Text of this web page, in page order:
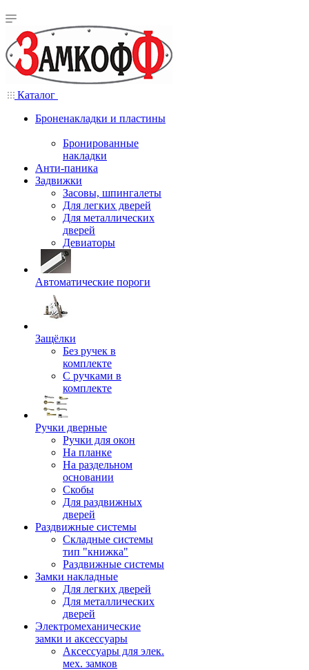
Каталог
Броненакладки и пластины
Бронированные
накладки
Анти-паника
Задвижки
Засовы, шпингалеты
Для легких дверей
Для металлических
дверей
Девиаторы
Автоматические пороги
Защёлки
Без ручек в
комплекте
С ручками в
комплекте
Ручки дверные
Ручки для окон
На планке
На раздельном
основании
Скобы
Для раздвижных
дверей
Раздвижные системы
Складные системы
тип "книжка"
Раздвижные системы
Замки накладные
Для легких дверей
Для металлических
дверей
Электромеханические
замки и аксессуары
Аксессуары для элек.
мех. замков